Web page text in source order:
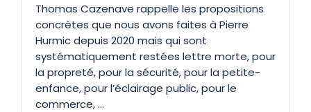
Thomas Cazenave rappelle les propositions
concrètes que nous avons faites à Pierre
Hurmic depuis 2020 mais qui sont
systématiquement restées lettre morte, pour
la propreté, pour la sécurité, pour la petite-
enfance, pour l’éclairage public, pour le
commerce, …